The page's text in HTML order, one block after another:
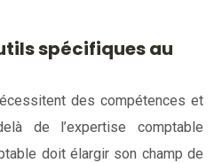
spécifiques au
des compétences et
de l’expertise comptable
doit élargir son champ de